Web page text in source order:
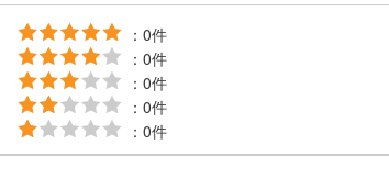
：0件
：0件
：0件
：0件
：0件